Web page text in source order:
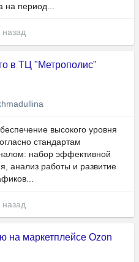
на период...
в ТЦ "Метрополис"
высокого уровня
стандартам
набор эффективной
анализ работы и развитие
на маркетплейсе Ozon